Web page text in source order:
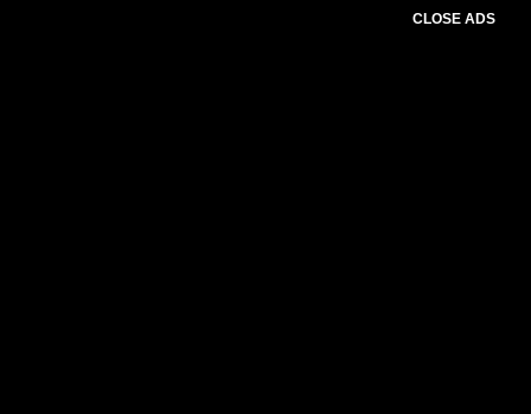
CLOSE ADS